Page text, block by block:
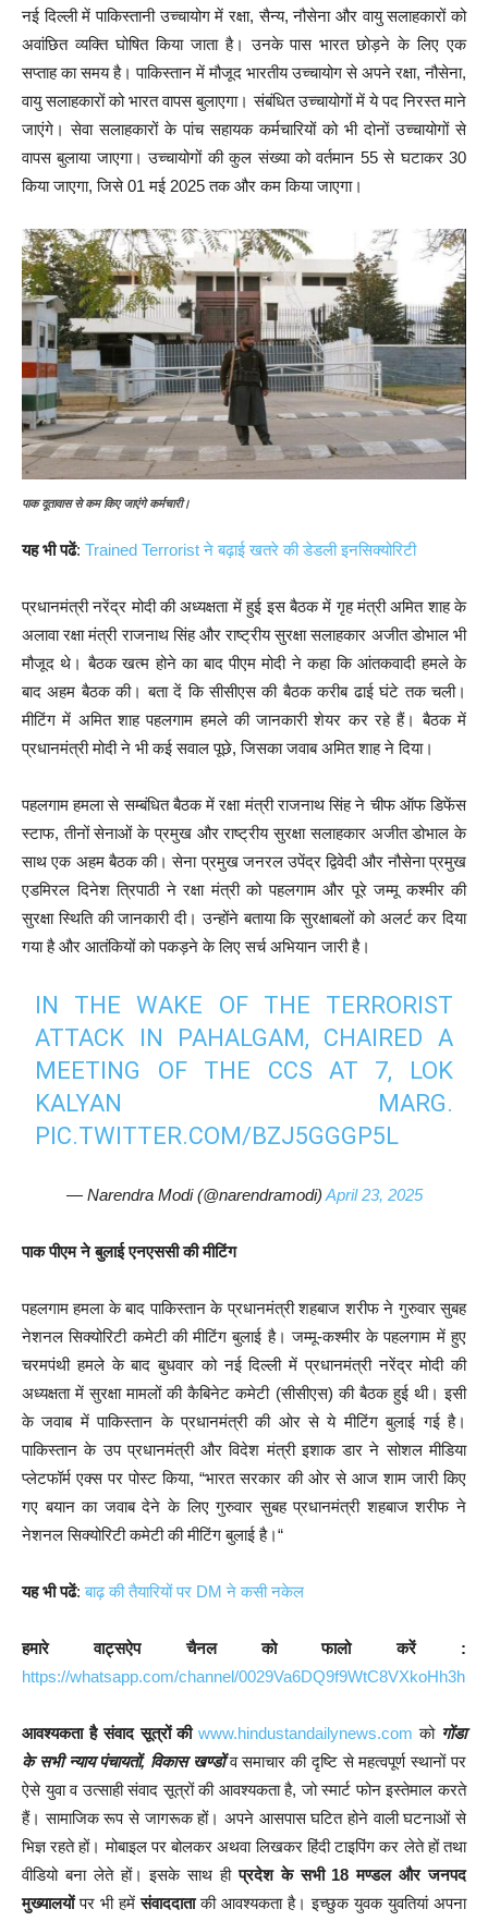
नई दिल्ली में पाकिस्तानी उच्चायोग में रक्षा, सैन्य, नौसेना और वायु सलाहकारों को
अवांछित व्यक्ति घोषित किया जाता है। उनके पास भारत छोड़ने के लिए एक
सप्ताह का समय है। पाकिस्तान में मौजूद भारतीय उच्चायोग से अपने रक्षा, नौसेना,
वायु सलाहकारों को भारत वापस बुलाएगा। संबंधित उच्चायोगों में ये पद निरस्त माने
जाएंगे। सेवा सलाहकारों के पांच सहायक कर्मचारियों को भी दोनों उच्चायोगों से
वापस बुलाया जाएगा। उच्चायोगों की कुल संख्या को वर्तमान 55 से घटाकर 30
किया जाएगा, जिसे 01 मई 2025 तक और कम किया जाएगा।
पाक दूतावास से कम किए जाएंगे कर्मचारी।
यह भी पढें: Trained Terrorist ने बढ़ाई खतरे की डेडली इनसिक्योरिटी
प्रधानमंत्री नरेंद्र मोदी की अध्यक्षता में हुई इस बैठक में गृह मंत्री अमित शाह के
अलावा रक्षा मंत्री राजनाथ सिंह और राष्ट्रीय सुरक्षा सलाहकार अजीत डोभाल भी
मौजूद थे। बैठक खत्म होने का बाद पीएम मोदी ने कहा कि आंतकवादी हमले के
बाद अहम बैठक की। बता दें कि सीसीएस की बैठक करीब ढाई घंटे तक चली।
मीटिंग में अमित शाह पहलगाम हमले की जानकारी शेयर कर रहे हैं। बैठक में
प्रधानमंत्री मोदी ने भी कई सवाल पूछे, जिसका जवाब अमित शाह ने दिया।
पहलगाम हमला से सम्बंधित बैठक में रक्षा मंत्री राजनाथ सिंह ने चीफ ऑफ डिफेंस
स्टाफ, तीनों सेनाओं के प्रमुख और राष्ट्रीय सुरक्षा सलाहकार अजीत डोभाल के
साथ एक अहम बैठक की। सेना प्रमुख जनरल उपेंद्र द्विवेदी और नौसेना प्रमुख
एडमिरल दिनेश त्रिपाठी ने रक्षा मंत्री को पहलगाम और पूरे जम्मू कश्मीर की
सुरक्षा स्थिति की जानकारी दी। उन्होंने बताया कि सुरक्षाबलों को अलर्ट कर दिया
गया है और आतंकियों को पकड़ने के लिए सर्च अभियान जारी है।
IN THE WAKE OF THE TERRORIST
ATTACK IN PAHALGAM, CHAIRED A
MEETING OF THE CCS AT 7, LOK
KALYAN MARG.
PIC.TWITTER.COM/BZJ5GGGP5L
— Narendra Modi (@narendramodi) April 23, 2025
पाक पीएम ने बुलाई एनएससी की मीटिंग
पहलगाम हमला के बाद पाकिस्तान के प्रधानमंत्री शहबाज शरीफ ने गुरुवार सुबह
नेशनल सिक्योरिटी कमेटी की मीटिंग बुलाई है। जम्मू-कश्मीर के पहलगाम में हुए
चरमपंथी हमले के बाद बुधवार को नई दिल्ली में प्रधानमंत्री नरेंद्र मोदी की
अध्यक्षता में सुरक्षा मामलों की कैबिनेट कमेटी (सीसीएस) की बैठक हुई थी। इसी
के जवाब में पाकिस्तान के प्रधानमंत्री की ओर से ये मीटिंग बुलाई गई है।
पाकिस्तान के उप प्रधानमंत्री और विदेश मंत्री इशाक डार ने सोशल मीडिया
प्लेटफॉर्म एक्स पर पोस्ट किया, “भारत सरकार की ओर से आज शाम जारी किए
गए बयान का जवाब देने के लिए गुरुवार सुबह प्रधानमंत्री शहबाज शरीफ ने
नेशनल सिक्योरिटी कमेटी की मीटिंग बुलाई है।“
यह भी पढें:बाढ़ की तैयारियों पर DM ने कसी नकेल
हमारे वाट्सऐप चैनल को फालो करें :
https://whatsapp.com/channel/0029Va6DQ9f9WtC8VXkoHh3h
आवश्यकता है संवाद सूत्रों की www.hindustandailynews.com को गोंडा
के सभी न्याय पंचायतों, विकास खण्डों व समाचार की दृष्टि से महत्वपूर्ण स्थानों पर
ऐसे युवा व उत्साही संवाद सूत्रों की आवश्यकता है, जो स्मार्ट फोन इस्तेमाल करते
हैं। सामाजिक रूप से जागरूक हों। अपने आसपास घटित होने वाली घटनाओं से
भिज्ञ रहते हों। मोबाइल पर बोलकर अथवा लिखकर हिंदी टाइपिंग कर लेते हों तथा
वीडियो बना लेते हों। इसके साथ हीप्रदेश के सभी 18 मण्डल और जनपद
मुख्यालयोंपर भी हमेंसंवाददाताकी आवश्यकता है। इच्छुक युवक युवतियां अपना